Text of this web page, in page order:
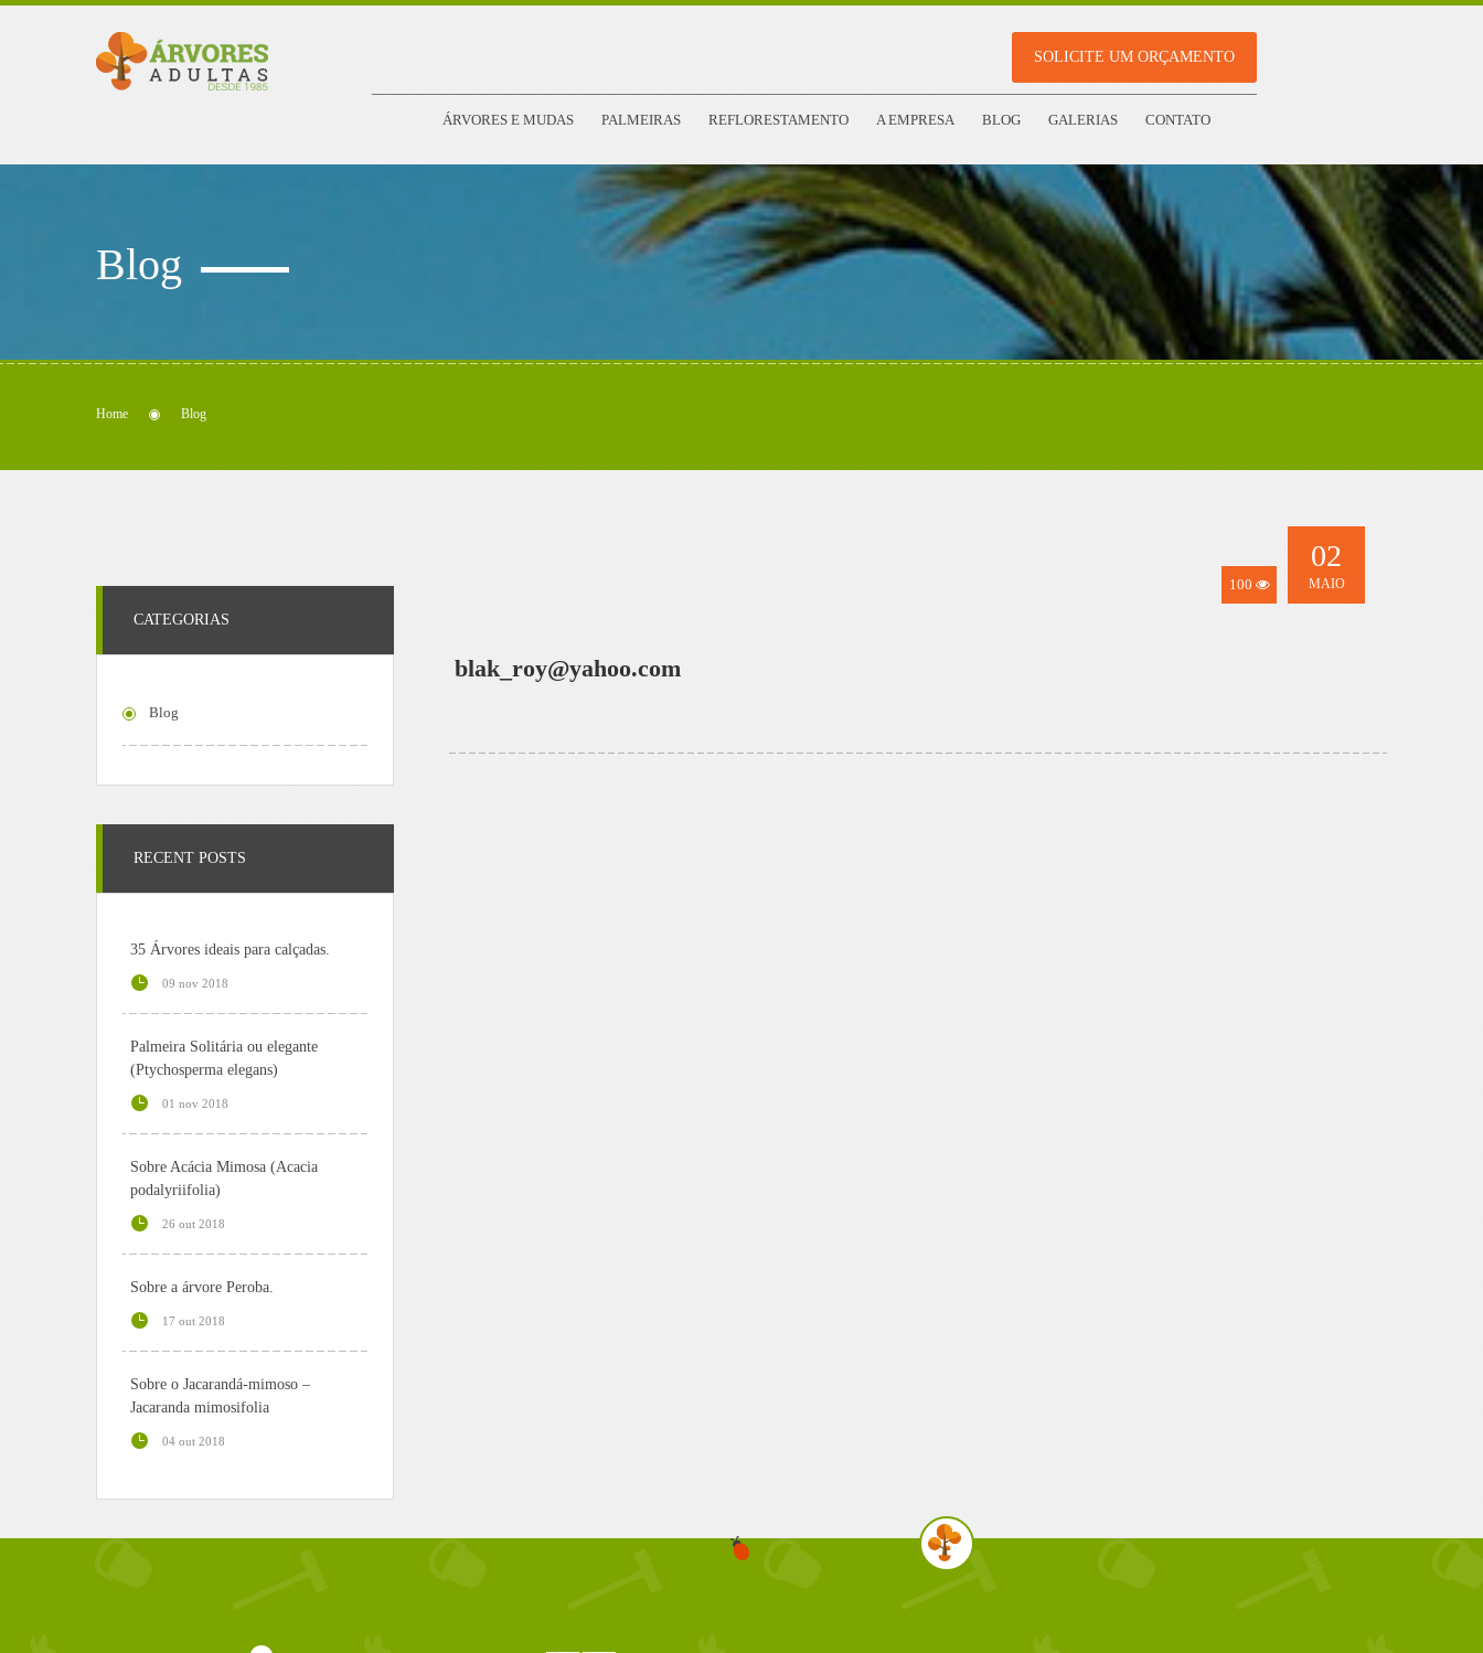
SOLICITE UM ORÇAMENTO
ÁRVORES E MUDAS PALMEIRAS REFLORESTAMENTO A EMPRESA BLOG GALERIAS CONTATO
Blog
Home Blog
100
02
MAIO
blak_roy@yahoo.com
CATEGORIAS
Blog
RECENT POSTS
35 Árvores ideais para calçadas.
09 nov 2018
Palmeira Solitária ou elegante
(Ptychosperma elegans)
01 nov 2018
Sobre Acácia Mimosa (Acacia
podalyriifolia)
26 out 2018
Sobre a árvore Peroba.
17 out 2018
Sobre o Jacarandá-mimoso –
Jacaranda mimosifolia
04 out 2018